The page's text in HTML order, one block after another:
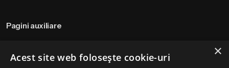
Pagini auxiliare
Politica de utilizare a cookie-urilor
×
Acest site web folosește cookie-uri